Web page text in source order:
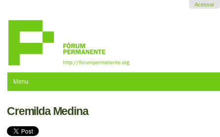
navegação
Acessar
Menu
Cremilda Medina